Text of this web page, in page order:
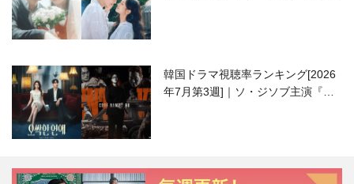
韓国ドラマ視聴率ランキング[2026
年7月第3週]｜ソ・ジソブ主演『エ